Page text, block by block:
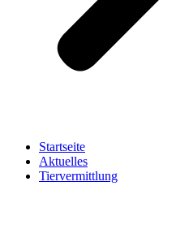
Startseite
Aktuelles
Tiervermittlung